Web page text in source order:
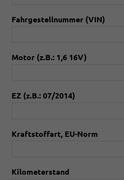
Fahrgestellnummer (VIN)
Motor (z.B.: 1,6 16V)
EZ (z.B.: 07/2014)
Kraftstoffart, EU-Norm
Kilometerstand